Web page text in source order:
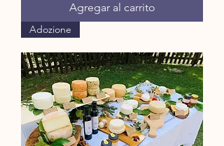
Agregar al carrito
Adozione